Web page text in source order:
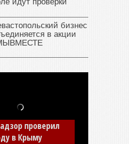
идут проверки
бизнес
в акции
проверил
в Крыму
Саки
—
по штрафам